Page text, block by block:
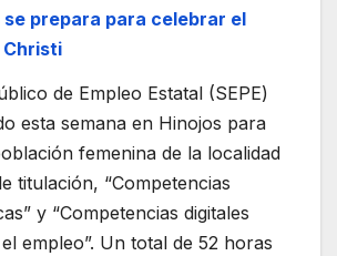
se prepara para celebrar el
Christi
de Empleo Estatal (SEPE)
esta semana en Hinojos para
femenina de la localidad
titulación, “Competencias
y “Competencias digitales
empleo”. Un total de 52 horas